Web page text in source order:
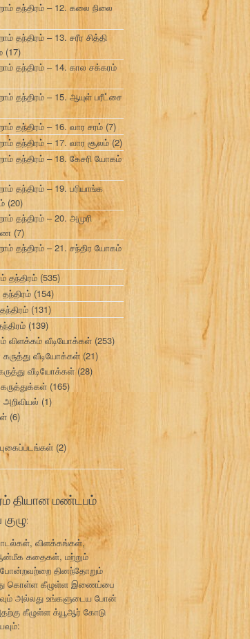
தந்திரம் – 12. கலை நிலை
தந்திரம் – 13. சரீர சித்தி
(17)
தந்திரம் – 14. கால சக்கரம்
தந்திரம் – 15. ஆயுள் பரீட்சை
தந்திரம் – 16. வார சரம் (7)
தந்திரம் – 17. வார சூலம் (2)
தந்திரம் – 18. கேசரி யோகம்
தந்திரம் – 19. பரியாங்க
(20)
தந்திரம் – 20. அமுரி
(7)
தந்திரம் – 21. சந்திர யோகம்
தந்திரம் (535)
(154)
(131)
(139)
விளக்கம் வீடியோக்கள் (253)
கருத்து வீடியோக்கள் (21)
வீடியோக்கள்(28)
கருத்துக்கள் (165)
அறிவியல் (1)
(6)
புகைப்படங்கள் (2)
தியான மண்டபம்
பாடல்கள், விளக்கங்கள்,
கதைகள், மற்றும்
போன்றவற்றை தினந்தோறும்
கொள்ள கீழுள்ள இணைப்பை
அல்லது உங்களுடைய போன்
கீழுள்ள க்யூஆர் கோடு